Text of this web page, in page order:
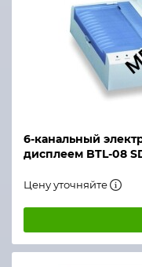
6-канальный
дисплеем BTL-08
Цену уточняйте